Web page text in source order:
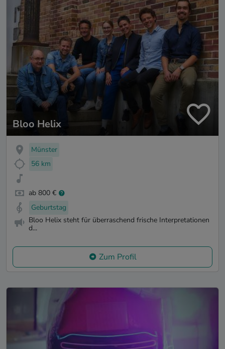
Bloo Helix
Münster
56 km
ab 800 €
Geburtstag
Bloo Helix steht für überraschend frische Interpretationen
d...
Zum Profil